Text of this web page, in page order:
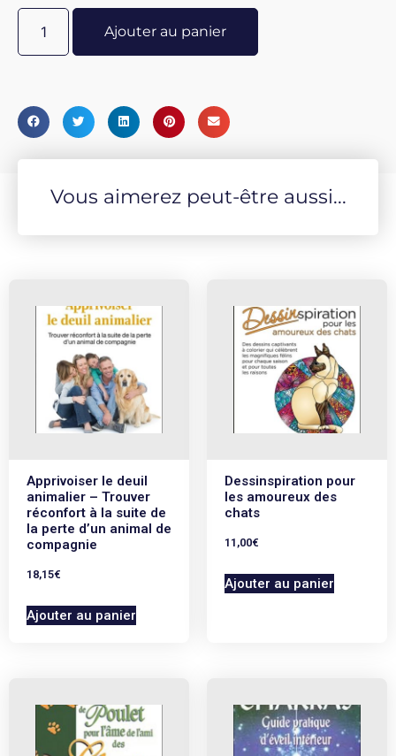
Ajouter au panier
Vous aimerez peut-être aussi...
Apprivoiser le deuil
animalier – Trouver
réconfort à la suite de
la perte d’un animal de
compagnie
18,15€
Ajouter au panier
Dessinspiration pour
les amoureux des
chats
11,00€
Ajouter au panier